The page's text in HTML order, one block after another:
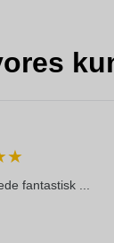
★
fantastisk ...